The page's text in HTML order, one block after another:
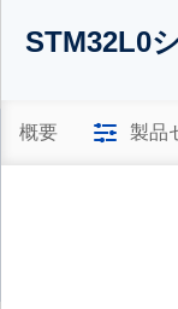
STM32
Arm
Cortex
STM32L0
概要 製品